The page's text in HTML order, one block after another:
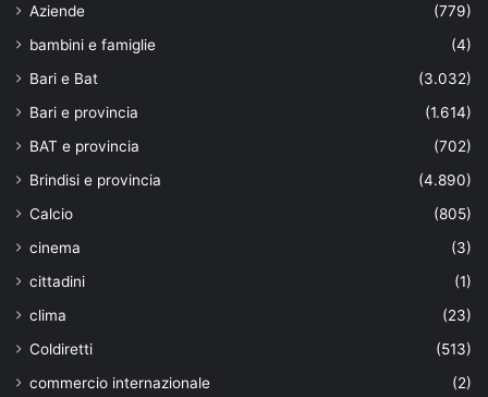
Aziende
(779)
bambini e famiglie
(4)
Bari e Bat
(3.032)
Bari e provincia
(1.614)
BAT e provincia
(702)
Brindisi e provincia
(4.890)
Calcio
(805)
cinema
(3)
cittadini
(1)
clima
(23)
Coldiretti
(513)
commercio internazionale
(2)